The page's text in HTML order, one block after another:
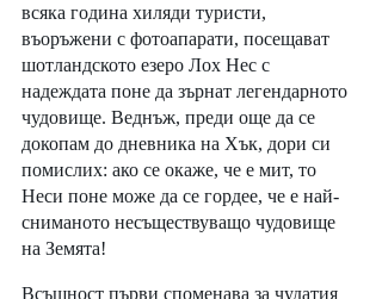
всяка година хиляди туристи,
въоръжени с фотоапарати, посещават
шотландското езеро Лох Нес с
надеждата поне да зърнат легендарното
чудовище. Веднъж, преди още да се
докопам до дневника на Хък, дори си
помислих: ако се окаже, че е мит, то
Неси поне може да се гордее, че е най-
сниманото несъществуващо чудовище
на Земята!
Всъщност първи споменава за чудатия